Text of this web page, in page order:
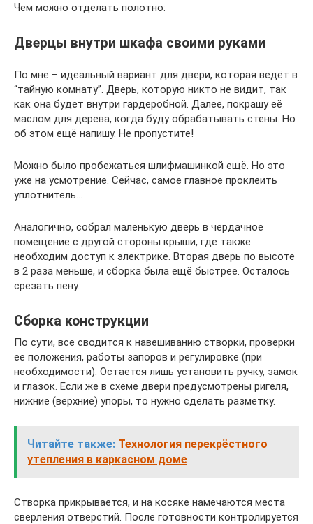
Чем можно отделать полотно:
Дверцы внутри шкафа своими руками
По мне – идеальный вариант для двери, которая ведёт в
“тайную комнату”. Дверь, которую никто не видит, так
как она будет внутри гардеробной. Далее, покрашу её
маслом для дерева, когда буду обрабатывать стены. Но
об этом ещё напишу. Не пропустите!
Можно было пробежаться шлифмашинкой ещё. Но это
уже на усмотрение. Сейчас, самое главное проклеить
уплотнитель…
Аналогично, собрал маленькую дверь в чердачное
помещение с другой стороны крыши, где также
необходим доступ к электрике. Вторая дверь по высоте
в 2 раза меньше, и сборка была ещё быстрее. Осталось
срезать пену.
Сборка конструкции
По сути, все сводится к навешиванию створки, проверки
ее положения, работы запоров и регулировке (при
необходимости). Остается лишь установить ручку, замок
и глазок. Если же в схеме двери предусмотрены ригеля,
нижние (верхние) упоры, то нужно сделать разметку.
Читайте также: Технология перекрёстного
утепления в каркасном доме
Створка прикрывается, и на косяке намечаются места
сверления отверстий. После готовности контролируется